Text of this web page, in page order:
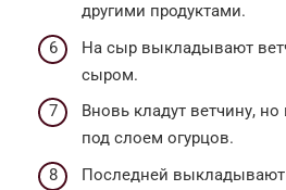
другими продуктами.
На сыр выкладывают
сыром.
Вновь кладут ветчину, но
под слоем огурцов.
Последней